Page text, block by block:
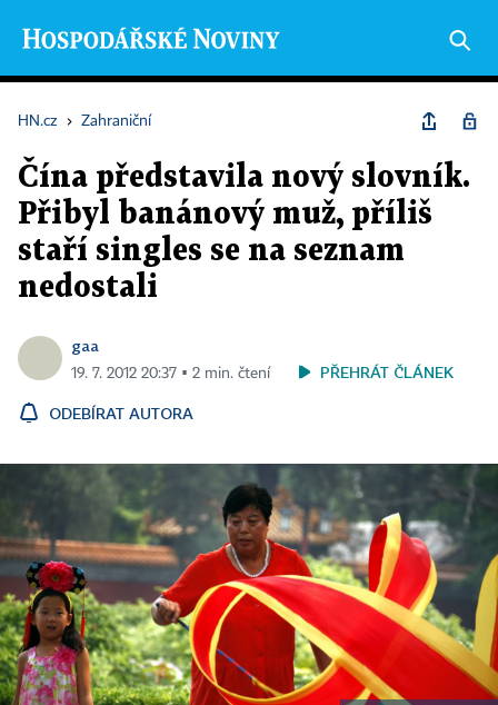
HN.cz › Zahraniční
Čína představila nový slovník.
Přibyl banánový muž, příliš
staří singles se na seznam
nedostali
gaa
19. 7. 2012 20:37 ▪ 2 min. čtení PŘEHRÁT ČLÁNEK
ODEBÍRAT AUTORA